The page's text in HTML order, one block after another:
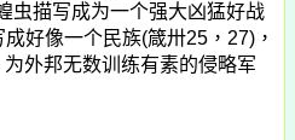
虫描写成为一个强大凶猛好战
好像一个民族(箴卅25，27)，
外邦无数训练有素的侵略军